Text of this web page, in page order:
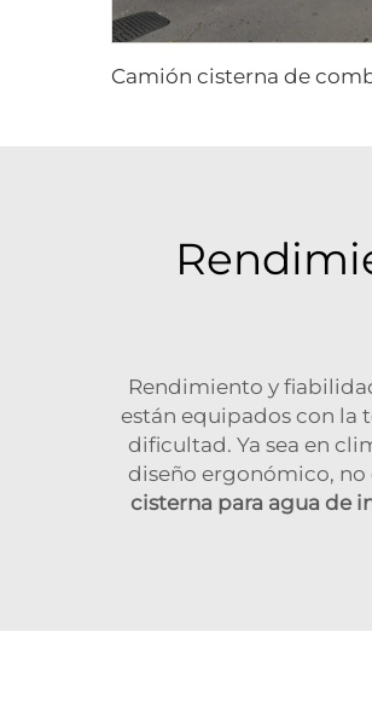
Rendimiento y
están equipados con la
dificultad. Ya sea en
diseño ergonómico, no
cisterna para agua de